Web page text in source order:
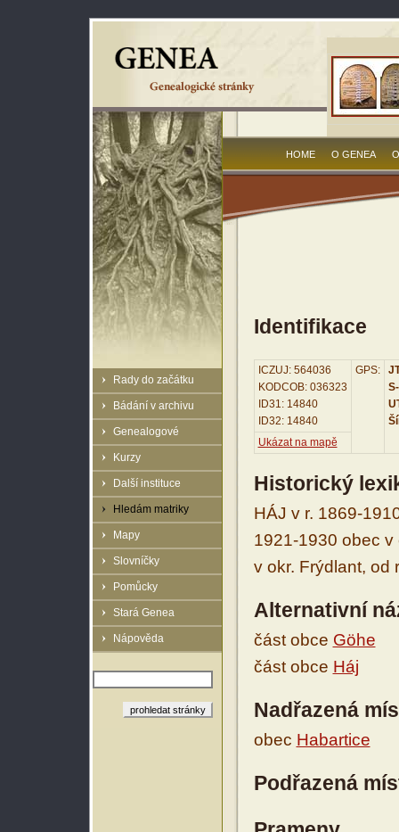
Rady do začátku
Bádání v archivu
Genealogové
Kurzy
Další instituce
Hledám matriky
Mapy
Slovníčky
Pomůcky
Stará Genea
Nápověda
HOME O GENEA
Identifikace
ICZUJ: 564036
KODCOB: 036323
ID31: 14840
ID32: 14840
GPS:
Ukázat na mapě
Historický
HÁJ v r. 1869-
1921-1930 obec v
v okr. Frýdlant, od
Alternativní
část obce Göhe
část obce Háj
Nadřazená
obec Habartice
Podřazená